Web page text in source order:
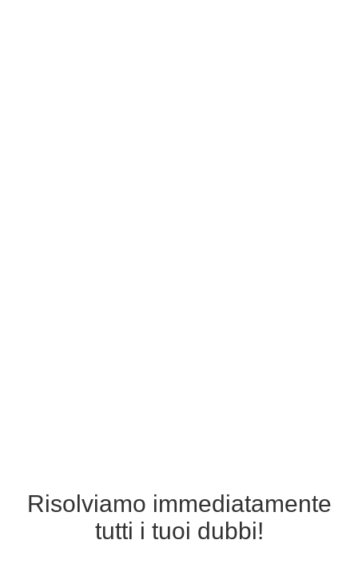
Risolviamo immediatamente
tutti i tuoi dubbi!